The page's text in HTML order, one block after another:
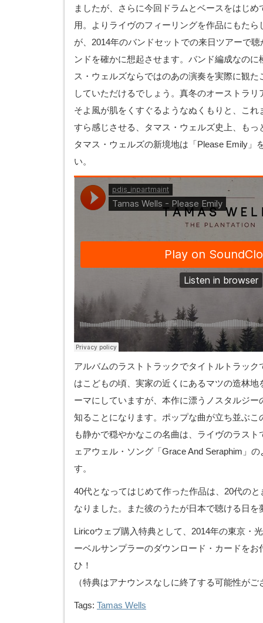
ましたが、さらに今回ドラムとベースをはじ
用。よりライヴのフィーリングを作品にもた
が、2014年のバンドセットでの来日ツアーで
ンドを確かに想起させます。バンド編成なの
ス・ウェルズならではのあの演奏を実際に観
していただけるでしょう。真冬のオーストラ
そよ風が肌をくすぐるようなぬくもりと、こ
すら感じさせる、タマス・ウェルズ史上、もっ
タマス・ウェルズの新境地は「Please Emily」
い。
アルバムのラストトラックでタイトルトラック
はこどもの頃、実家の近くにあるマツの造林
ーマにしていますが、本作に漂うノスタルジ
知ることになります。ポップな曲が立ち並ぶこ
も静かで穏やかなこの名曲は、ライヴのラス
ェアウェル・ソング「Grace And Seraphim」
す。
40代となってはじめて作った作品は、20代の
なりました。また彼のうたが日本で聴ける日を
Liricoウェブ購入特典として、2014年の東京・
ーベルサンプラーのダウンロード・カードをお
ひ！
（特典はアナウンスなしに終了する可能性がご
Tags: Tamas Wells